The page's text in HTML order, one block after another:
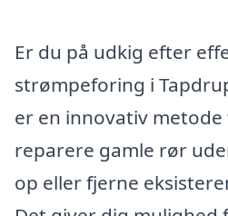
Er du på udkig efter
strømpeforing i
er en innovativ
reparere gamle rør
op eller fjerne